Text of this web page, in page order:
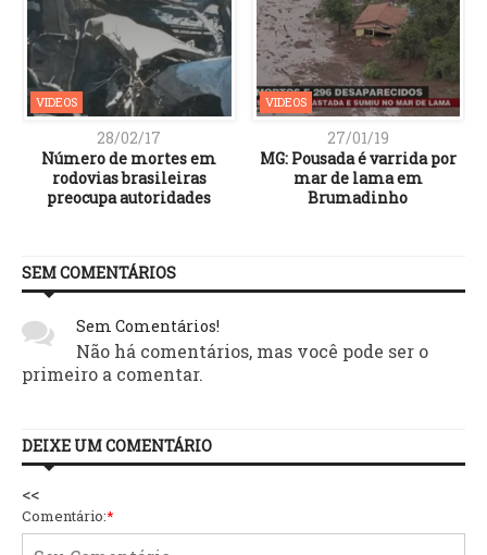
VIDEOS
28/02/17
Número de mortes em
rodovias brasileiras
preocupa autoridades
VIDEOS
27/01/19
MG: Pousada é varrida por
mar de lama em
Brumadinho
SEM COMENTÁRIOS
Sem Comentários!
Não há comentários, mas você pode ser o
primeiro a comentar.
DEIXE UM COMENTÁRIO
<<
Comentário:*